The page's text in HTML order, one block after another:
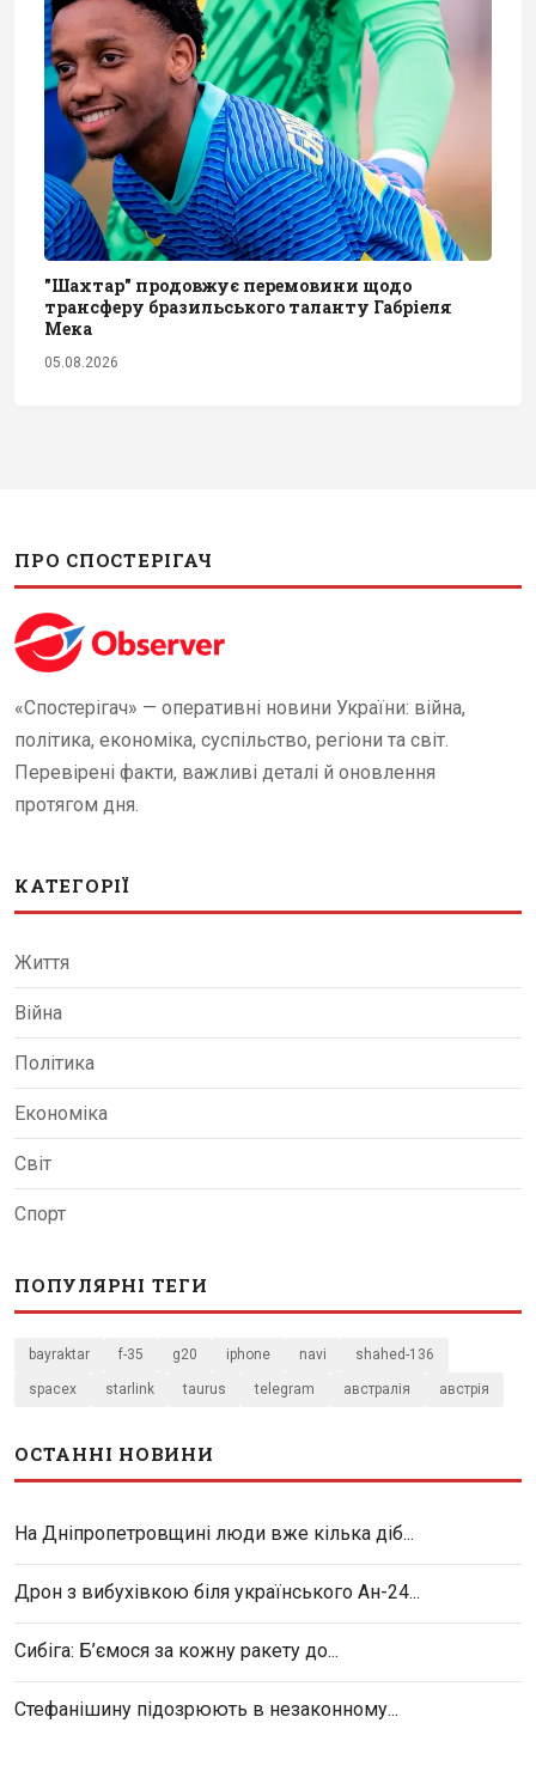
"Шахтар" продовжує перемовини щодо
трансферу бразильського таланту Габріеля
Мека
05.08.2026
ПРО СПОСТЕРІГАЧ
«Спостерігач» — оперативні новини України: війна,
політика, економіка, суспільство, регіони та світ.
Перевірені факти, важливі деталі й оновлення
протягом дня.
КАТЕГОРІЇ
Життя
Війна
Політика
Економіка
Світ
Спорт
ПОПУЛЯРНІ ТЕГИ
bayraktar f-35 g20 iphone navi shahed-136
spacex starlink taurus telegram австралія австрія
ОСТАННІ НОВИНИ
На Дніпропетровщині люди вже кілька діб...
Дрон з вибухівкою біля українського Ан-24...
Сибіга: Б’ємося за кожну ракету до...
Стефанішину підозрюють в незаконному...